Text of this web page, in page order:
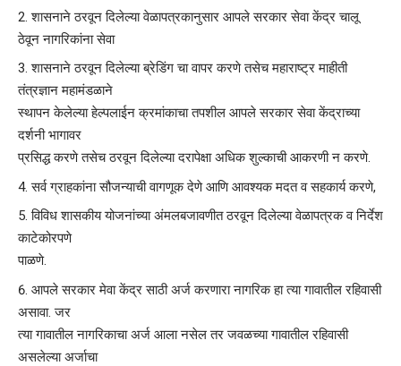
शासनाने ठरवून दिलेल्या वेळापत्रकानुसार आपले सरकार सेवा केंद्र चालू
ठेवून नागरिकांना सेवा
शासनाने ठरवून दिलेल्या ब्रेडिंग चा वापर करणे तसेच महाराष्ट्र माहीती
तंत्रज्ञान महामंडळाने
स्थापन केलेल्या हेल्पलाईन क्रमांकाचा तपशील आपले सरकार सेवा केंद्राच्या
दर्शनी भागावर
प्रसिद्ध करणे तसेच ठरवून दिलेल्या दरापेक्षा अधिक शुल्काची आकरणी न करणे.
सर्व ग्राहकांना सौजन्याची वागणूक देणे आणि आवश्यक मदत व सहकार्य करणे,
विविध शासकीय योजनांच्या अंमलबजावणीत ठरवून दिलेल्या वेळापत्रक व निर्देश
काटेकोरपणे
पाळणे.
आपले सरकार मेवा केंद्र साठी अर्ज करणारा नागरिक हा त्या गावातील रहिवासी
असावा. जर
त्या गावातील नागरिकाचा अर्ज आला नसेल तर जवळच्या गावातील रहिवासी
असलेल्या अर्जाचा